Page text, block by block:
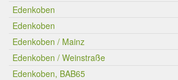
Edenkoben
Edenkoben
Edenkoben / Mainz
Edenkoben / Weinstraße
Edenkoben, BAB65